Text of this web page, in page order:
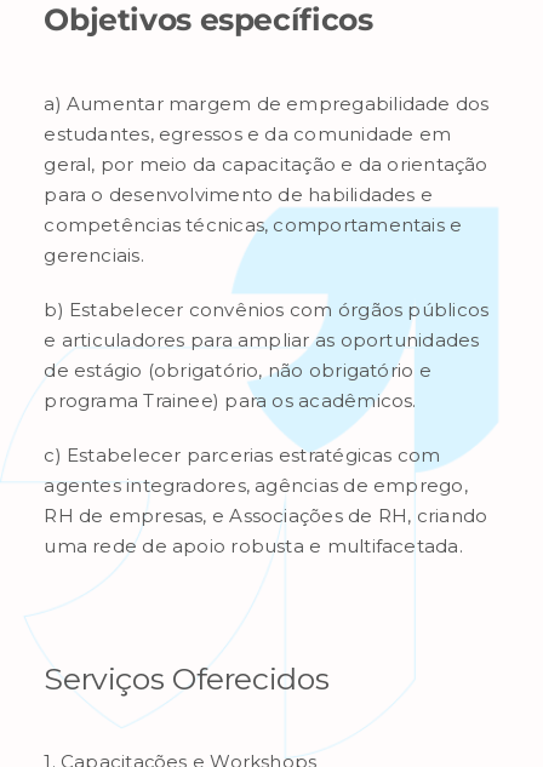
Objetivos específicos
a) Aumentar margem de empregabilidade dos
estudantes, egressos e da comunidade em
geral, por meio da capacitação e da orientação
para o desenvolvimento de habilidades e
competências técnicas, comportamentais e
gerenciais.
b) Estabelecer convênios com órgãos públicos
e articuladores para ampliar as oportunidades
de estágio (obrigatório, não obrigatório e
programa Trainee) para os acadêmicos.
c) Estabelecer parcerias estratégicas com
agentes integradores, agências de emprego,
RH de empresas, e Associações de RH, criando
uma rede de apoio robusta e multifacetada.
Serviços Oferecidos
1. Capacitações e Workshops